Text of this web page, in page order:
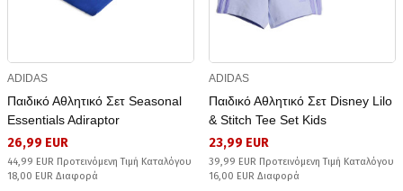
ADIDAS
Παιδικό Αθλητικό Σετ Seasonal
Essentials Adiraptor
26,99 EUR
44,99 EUR Προτεινόμενη Τιμή Καταλόγου
18,00 EUR Διαφορά
ADIDAS
Παιδικό Αθλητικό Σετ Disney Lilo
& Stitch Tee Set Kids
23,99 EUR
39,99 EUR Προτεινόμενη Τιμή Καταλόγου
16,00 EUR Διαφορά